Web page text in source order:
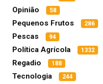
Opinião 58
Pequenos Frutos 286
Pescas 94
Política Agrícola 1332
Regadio 188
Tecnologia 244